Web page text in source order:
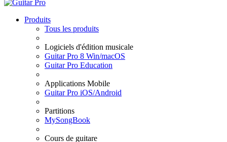
Produits
Tous les produits
Logiciels d'édition musicale
Guitar Pro 8 Win/macOS
Guitar Pro Education
Applications Mobile
Guitar Pro iOS/Android
Partitions
MySongBook
Cours de guitare